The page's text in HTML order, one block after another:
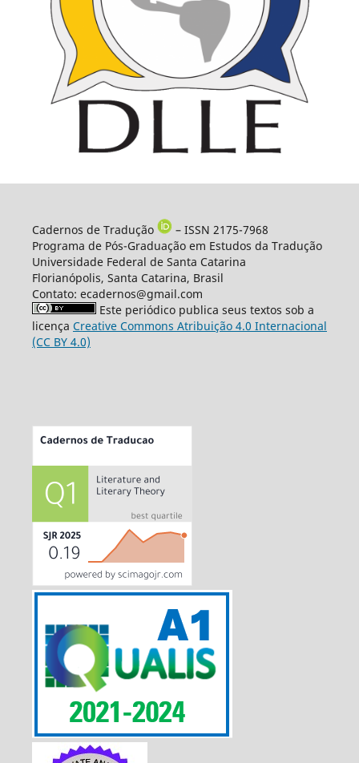
Cadernos de Tradução
– ISSN 2175-7968
Programa de Pós-Graduação em Estudos da Tradução
Universidade Federal de Santa Catarina
Florianópolis, Santa Catarina, Brasil
Contato: ecadernos@gmail.com
Este periódico publica seus textos sob a
licença Creative Commons Atribuição 4.0 Internacional
(CC BY 4.0)